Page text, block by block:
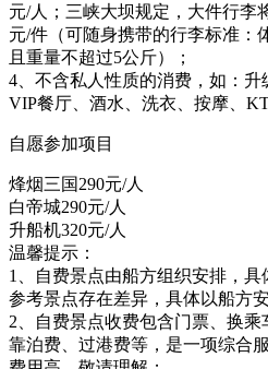
元/人；三峡大坝规定，大件行李
元/件（可随身携带的行李标准：
且重量不超过5公斤）；
4、不含私人性质的消费，如：升
VIP餐厅、酒水、洗衣、按摩、
自愿参加项目
烽烟三国290元/人
白帝城290元/人
升船机320元/人
温馨提示：
1、自费景点由船方组织安排，
参考景点存在差异，具体以船方
2、自费景点收费包含门票、换
靠泊费、过港费等，是一项综合